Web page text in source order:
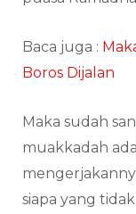
Baca juga :
Boros Dijalan
Maka sudah
muakkadah
siapa yang